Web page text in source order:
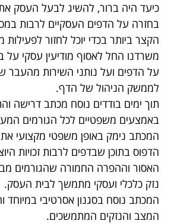
כיעד היה ברור, להשיג לבעל העסק
בחזרה על הדפים העסקיים לרבות
הקצר ביותר בכדי יוכל לחזור
משרדנו החל לאסוף מודיעין עסקי
על הדפים ועל נותני השירות מהעבר
לממשק הניהול של הדף.
תוך ימים בודדים נוסח מכתב דרישה
באמצעים משפטיים לכל הגורמים
המכתב נימק באופן משפטי מקצועי את
הדפוס בתוכן שבדפים לרבות זכויות
האסור וההפרה החמורה שהגורמים
נזק כלכלי ועסקי מתמשך לבית העסק.
המכתב נוסח בסגנון אסרטיבי במיוחד
המצב והנזקים המתמשכים.